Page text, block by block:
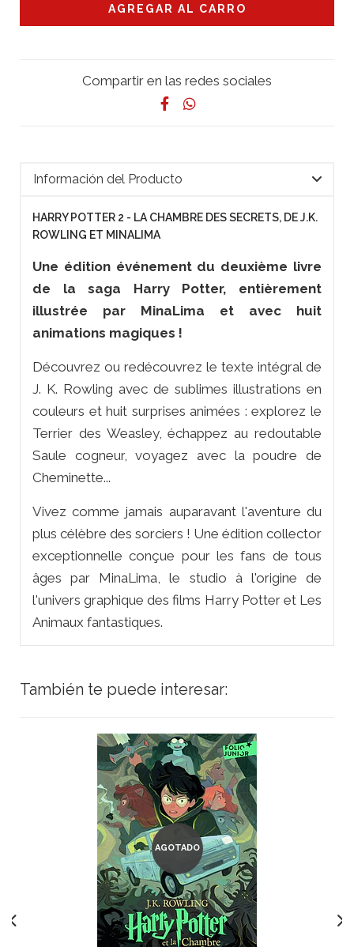
Compartir en las redes sociales
Información del Producto
HARRY POTTER 2 - LA CHAMBRE DES SECRETS, DE J.K.
ROWLING ET MINALIMA
Une édition événement du deuxième livre
de la saga Harry Potter, entièrement
illustrée par MinaLima et avec huit
animations magiques !
Découvrez ou redécouvrez le texte intégral de
J. K. Rowling avec de sublimes illustrations en
couleurs et huit surprises animées : explorez le
Terrier des Weasley, échappez au redoutable
Saule cogneur, voyagez avec la poudre de
Cheminette...
Vivez comme jamais auparavant l'aventure du
plus célèbre des sorciers ! Une édition collector
exceptionnelle conçue pour les fans de tous
âges par MinaLima, le studio à l'origine de
l'univers graphique des films Harry Potter et Les
Animaux fantastiques.
También te puede interesar:
AGOTADO